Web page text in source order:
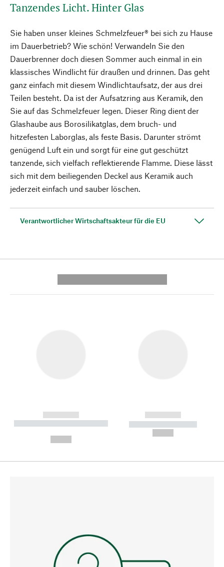
Tanzendes Licht. Hinter Glas
Sie haben unser kleines Schmelzfeuer® bei sich zu Hause
im Dauerbetrieb? Wie schön! Verwandeln Sie den
Dauerbrenner doch diesen Sommer auch einmal in ein
klassisches Windlicht für draußen und drinnen. Das geht
ganz einfach mit diesem Windlichtaufsatz, der aus drei
Teilen besteht. Da ist der Aufsatzring aus Keramik, den
Sie auf das Schmelzfeuer legen. Dieser Ring dient der
Glashaube aus Borosilikatglas, dem bruch- und
hitzefesten Laborglas, als feste Basis. Darunter strömt
genügend Luft ein und sorgt für eine gut geschützt
tanzende, sich vielfach reflektierende Flamme. Diese lässt
sich mit dem beiliegenden Deckel aus Keramik auch
jederzeit einfach und sauber löschen.
Verantwortlicher Wirtschaftsakteur für die EU
------------
----------- ----------- --------
------------
----------- -----------